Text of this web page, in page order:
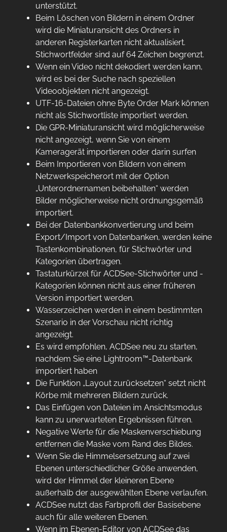
unterstützt.
Beim Löschen von Bildern in einem Ordner
wird die Miniaturansicht des Ordners in
anderen Registerkarten nicht aktualisiert.
Stichwortfelder sind auf 64 Zeichen begrenzt.
Wenn ein Video nicht dekodiert werden kann,
wird es bei der Suche nach speziellen
Videoobjekten nicht angezeigt.
UTF-16-Dateien ohne Byte Order Mark können
nicht als Stichwortliste importiert werden.
Die GPR-Miniaturansicht wird möglicherweise
nicht angezeigt, wenn Sie von einem
Kameragerät importieren oder darin surfen
Beim Importieren von Bildern von einem
Netzwerkspeicherort mit der Option
„Unterordnernamen beibehalten“ werden
Bilder möglicherweise nicht ordnungsgemäß
importiert.
Bei der Datenbankkonvertierung und beim
Export/Import von Datenbanken, werden keine
Tastenkombinationen, für Stichwörter und
Kategorien übertragen.
Tastaturkürzel für ACDSee-Stichwörter und -
Kategorien können nicht aus einer früheren
Version importiert werden.
Wasserzeichen werden in einem bestimmten
Szenario in der Vorschau nicht richtig
angezeigt.
Es wird empfohlen, ACDSee neu zu starten,
nachdem Sie eine Lightroom™-Datenbank
importiert haben
Die Funktion „Layout zurücksetzen“ setzt nicht
Körbe mit mehreren Bildern zurück.
Das Einfügen von Dateien im Ansichtsmodus
kann zu unerwarteten Ergebnissen führen.
Negative Werte für die Maskenverschiebung
entfernen die Maske vom Rand des Bildes.
Wenn Sie die Himmelsersetzung auf zwei
Ebenen unterschiedlicher Größe anwenden,
wird der Himmel der kleineren Ebene
außerhalb der ausgewählten Ebene verlaufen.
ACDSee nutzt das Farbprofil der Basisebene
auch für alle weiteren Ebenen.
Wenn im Ebenen-Editor von ACDSee das